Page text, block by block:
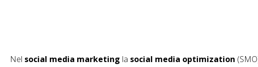
Nel social media marketing la social media optimization